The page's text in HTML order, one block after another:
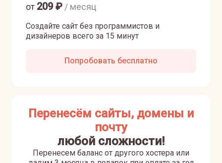
Создайте сайт без программистов и
дизайнеров всего за 15 минут
от 209₽ / месяц
Попробовать бесплатно
Перенесём сайты, домены и
почту
любой сложности!
Перенесем баланс от другого хостера или